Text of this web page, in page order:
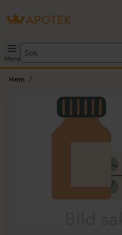
Meny
Sök
Hem
Lista: . Innehåller 1